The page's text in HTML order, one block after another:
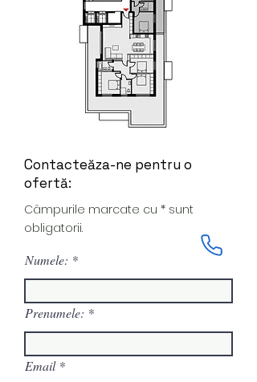
Contacteăza-ne pentru o
ofertă:
Câmpurile marcate cu * sunt
obligatorii.
Numele:
Prenumele:
Email